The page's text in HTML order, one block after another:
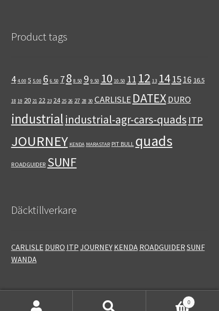
Product tags
4 4.00 5 5.00 6 6.50 78 8.50 9 9.50 10 10.50 11 12 13 14 1516 16.5
18 19 20 21 22 23 24 25 26 27 28 30 CARLISLE DATEX DURO
industrial industrial-agr-cars-quads ITP
JOURNEY KENDA MARASTAR PIT BULL quads
ROADGUIDER SUNF
Däcktillverkare
CARLISLE DURO ITP JOURNEY KENDA ROADGUIDER SUNF
WANDA
0